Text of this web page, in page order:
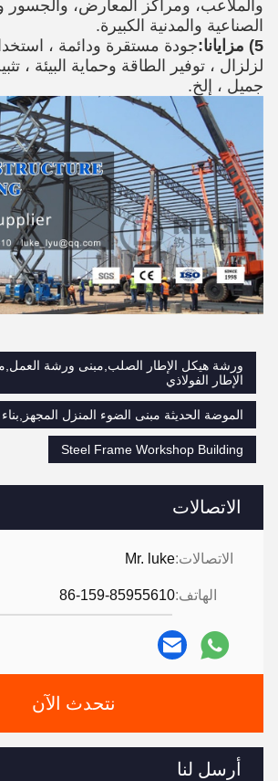
الاتصالات
الاتصالات:Mr. luke
الهاتف:86-159-85955610
نتحدث الآن
أرسل لنا
والملاعب، ومراكز المعارض، والجسور
الصناعية والمدنية الكبيرة.
5) مزايانا:
جودة مستقرة ودائمة ،
لزلزال ، توفير الطاقة وحماية البيئة ،
جميل ، إلخ.
ورشة هيكل الإطار الصلب,مبنى ورشة
الإطار الفولاذي
الموضة الحديثة مبنى الضوء المنزل
Steel Frame Workshop Building